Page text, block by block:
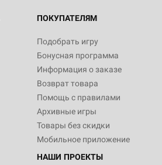
ПОКУПАТЕЛЯМ
Подобрать игру
Бонусная программа
Информация о заказе
Возврат товара
Помощь с правилами
Архивные игры
Товары без скидки
Мобильное приложение
НАШИ ПРОЕКТЫ